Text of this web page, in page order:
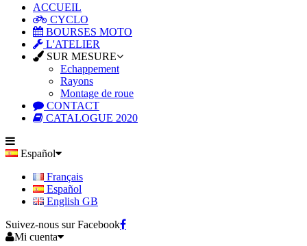
ACCUEIL
CYCLO
BOURSES MOTO
L'ATELIER
SUR MESURE
Echappement
Rayons
Montage de roue
CONTACT
CATALOGUE 2020
Español
Français
Español
English GB
Suivez-nous sur Facebook
Mi cuenta